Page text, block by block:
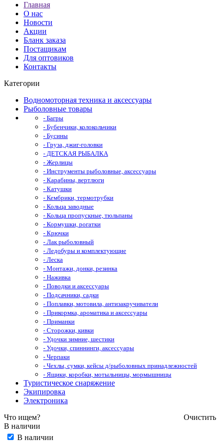
Главная
О нас
Новости
Акции
Бланк заказа
Постащикам
Для оптовиков
Контакты
Категории
Водномоторная техника и аксессуары
Рыболовные товары
- Багры
- Бубенчики, колокольчики
- Бусины
- Груза, джиг-головки
- ДЕТСКАЯ РЫБАЛКА
- Жерлицы
- Инструменты рыболовные, аксессуары
- Карабины, вертлюги
- Катушки
- Кембрики, термотрубки
- Кольца заводные
- Кольца пропускные, тюльпаны
- Кормушки, рогатки
- Крючки
- Лак рыболовный
- Ледобуры и комплектующие
- Леска
- Монтажи, донки, резинка
- Наживка
- Поводки и аксессуары
- Подсачники, садки
- Поплавки, мотовила, антизакручиватели
- Прикормка, ароматика и аксессуары
- Приманки
- Сторожки, кивки
- Удочки зимние, шестики
- Удочки, спиннинги, аксессуары
- Черпаки
- Чехлы, сумки, кейсы д/рыболовных принадлежностей
- Ящики, коробки, мотыльницы, мормышницы
Туристическое снаряжение
Экипировка
Электроника
Что ищем?
Очистить
В наличии
В наличии